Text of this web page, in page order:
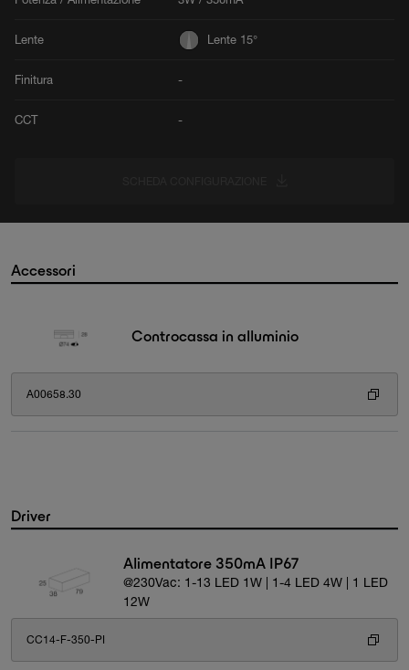
Lente Lente 15°
Finitura -
CCT -
Accessori
Controcassa in alluminio
A00658.30
Driver
Alimentatore 350mA IP67
@230Vac: 1-13 LED 1W | 1-4 LED 4W | 1 LED
12W
CC14-F-350-PI